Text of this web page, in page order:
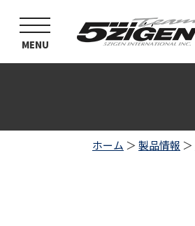
toggle
navigation
MENU
ホーム ＞製品情報 ＞